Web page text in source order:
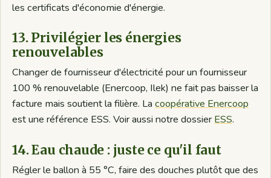
les certificats d'économie d'énergie.
13. Privilégier les énergies
renouvelables
Changer de fournisseur d'électricité pour un fournisseur
100 % renouvelable (Enercoop, Ilek) ne fait pas baisser la
facture mais soutient la filière. Lacoopérative Enercoop
est une référence ESS. Voir aussi notre dossierESS.
14. Eau chaude : juste ce qu'il faut
Régler le ballon à 55 °C, faire des douches plutôt que des